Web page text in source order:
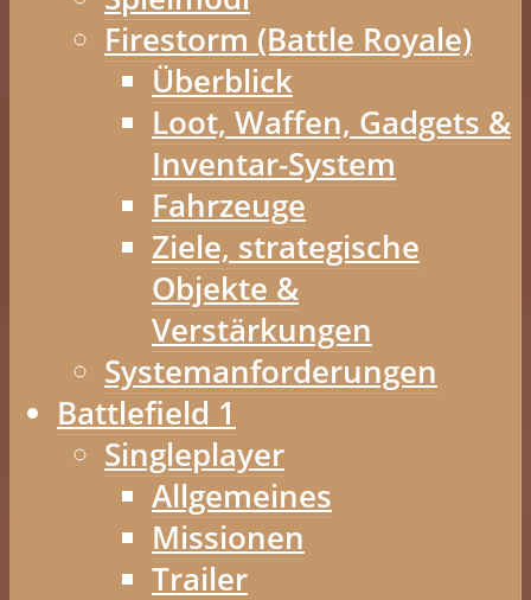
Firestorm (Battle Royale)
Überblick
Loot, Waffen, Gadgets &
Inventar-System
Fahrzeuge
Ziele, strategische
Objekte &
Verstärkungen
Systemanforderungen
Battlefield 1
Singleplayer
Allgemeines
Missionen
Trailer